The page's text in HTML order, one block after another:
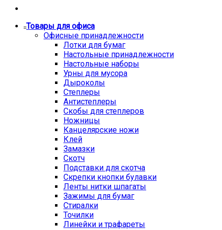
Товары для офиса
Офисные принадлежности
Лотки для бумаг
Настольные принадлежности
Настольные наборы
Урны для мусора
Дыроколы
Степлеры
Антистеплеры
Скобы для степлеров
Ножницы
Канцелярские ножи
Клей
Замазки
Скотч
Подставки для скотча
Скрепки кнопки булавки
Ленты нитки шпагаты
Зажимы для бумаг
Стиралки
Точилки
Линейки и трафареты